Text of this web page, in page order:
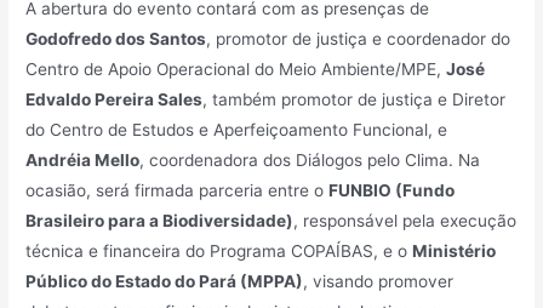
A abertura do evento contará com as presenças de
Godofredo dos Santos, promotor de justiça e coordenador do
Centro de Apoio Operacional do Meio Ambiente/MPE,José
Edvaldo Pereira Sales, também promotor de justiça e Diretor
do Centro de Estudos e Aperfeiçoamento Funcional, e
Andréia Mello, coordenadora dos Diálogos pelo Clima. Na
ocasião, será firmada parceria entre oFUNBIO (Fundo
Brasileiro para a Biodiversidade), responsável pela execução
técnica e financeira do Programa COPAÍBAS, e oMinistério
Público do Estado do Pará (MPPA), visando promover